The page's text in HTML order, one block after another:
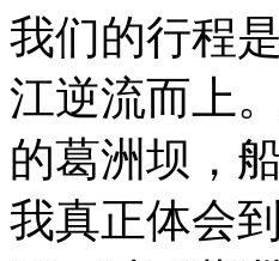
我们的行程
江逆流而上
的葛洲坝，
我真正体会